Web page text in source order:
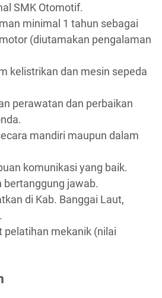
SMK Otomotif.
minimal 1 tahun sebagai
(diutamakan pengalaman
kelistrikan dan mesin sepeda
perawatan dan perbaikan
mandiri maupun dalam
komunikasi yang baik.
bertanggung jawab.
di Kab. Banggai Laut,
mekanik (nilai